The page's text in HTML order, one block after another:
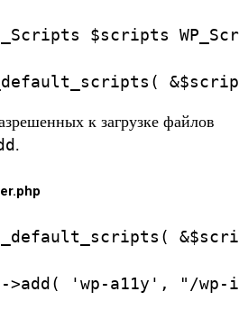
$scripts
к загрузке файлов
.
>add( 'wp-a11y', "/